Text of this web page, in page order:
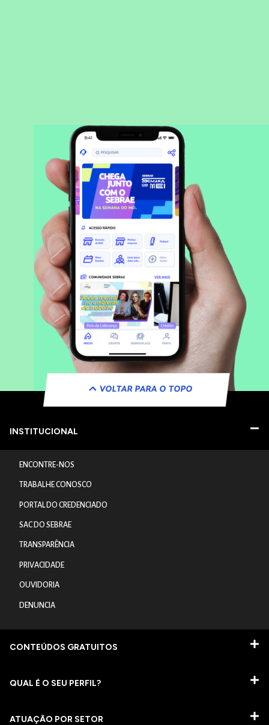
VOLTAR PARA O TOPO
INSTITUCIONAL
ENCONTRE-NOS
TRABALHE CONOSCO
PORTAL DO CREDENCIADO
SAC DO SEBRAE
TRANSPARÊNCIA
PRIVACIDADE
OUVIDORIA
DENUNCIA
CONTEÚDOS GRATUITOS
QUAL É O SEU PERFIL?
ATUAÇÃO POR SETOR